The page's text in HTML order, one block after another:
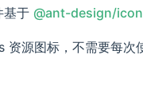
new window)
基于 @ant-design/
资源图标，不需要每次